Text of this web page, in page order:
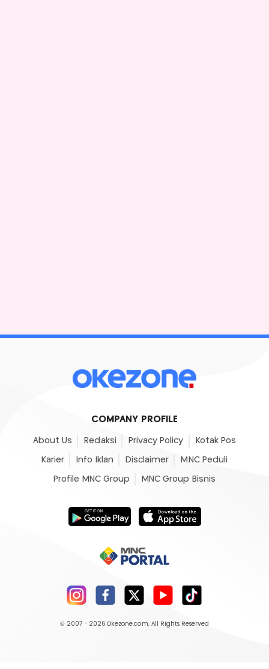
COMPANY PROFILE
About Us Redaksi Privacy Policy Kotak Pos
Karier Info Iklan Disclaimer MNC Peduli
Profile MNC Group MNC Group Bisnis
© 2007 - 2026 Okezone.com, All Rights Reserved